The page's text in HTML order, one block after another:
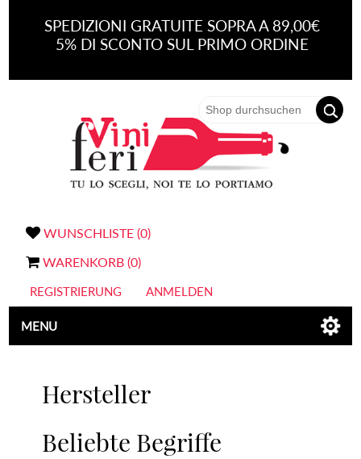
SPEDIZIONI GRATUITE SOPRA A 89,00€
5% DI SCONTO SUL PRIMO ORDINE
WUNSCHLISTE (0)
WARENKORB (0)
REGISTRIERUNG ANMELDEN
MENU
Hersteller
Beliebte Begriffe